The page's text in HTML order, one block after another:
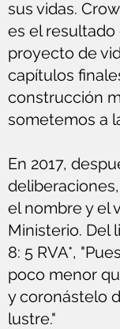
sus vidas.
es el
proyecto de
capítulos
construcción
sometemos a
En 2017,
el nombre y el
Ministerio. Del
8: 5 RVA*,
poco menor
y coronástelo
lustre."